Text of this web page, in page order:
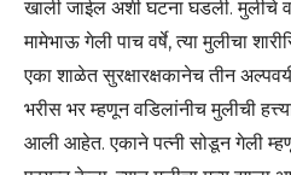
खाली जाईल अशी घटना घडली. मुलीचे
मामेभाऊ गेली पाच वर्षे, त्या मुलीचा
एका शाळेत सुरक्षारक्षकानेच तीन
भरीस भर म्हणून वडिलांनीच मुलीची
आली आहेत. एकाने पत्नी सोडून गेली